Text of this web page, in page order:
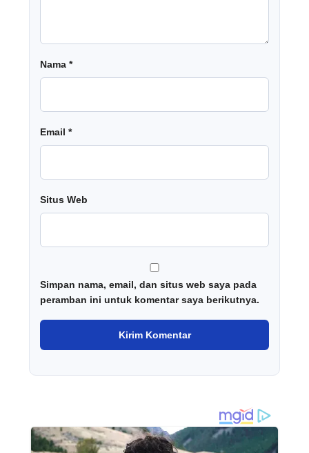
Nama *
Email *
Situs Web
Simpan nama, email, dan situs web saya pada
peramban ini untuk komentar saya berikutnya.